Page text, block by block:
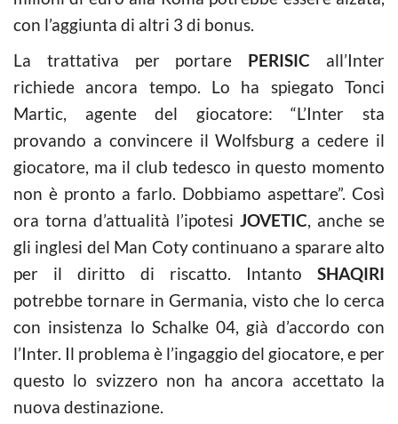
con l’aggiunta di altri 3 di bonus.
La trattativa per portare PERISIC all’Inter
richiede ancora tempo. Lo ha spiegato Tonci
Martic, agente del giocatore: “L’Inter sta
provando a convincere il Wolfsburg a cedere il
giocatore, ma il club tedesco in questo momento
non è pronto a farlo. Dobbiamo aspettare”. Così
ora torna d’attualità l’ipotesi JOVETIC, anche se
gli inglesi del Man Coty continuano a sparare alto
per il diritto di riscatto. Intanto SHAQIRI
potrebbe tornare in Germania, visto che lo cerca
con insistenza lo Schalke 04, già d’accordo con
l’Inter. Il problema è l’ingaggio del giocatore, e per
questo lo svizzero non ha ancora accettato la
nuova destinazione.